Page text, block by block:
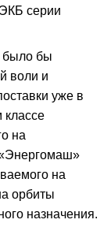
серии
было бы
воли и
уже в
классе
на
на
орбиты
назначения.